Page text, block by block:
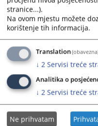
Kandidatima će biti
na koje su bili prijavljeni.
Modul i video materijal
podršku Evropske unije.
stranice...).
Na ovom mjestu možete
korištenje tih informacija.
Translation
↓ 2 Servisi treće
Analitika o
↓ 2 Servisi treće
Ne prihvatam